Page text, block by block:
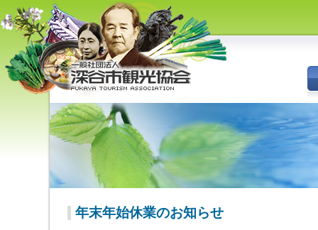
（旧深谷市・岡部町・花園町・
川本町）の観光情報
年末年始休業のお知らせ